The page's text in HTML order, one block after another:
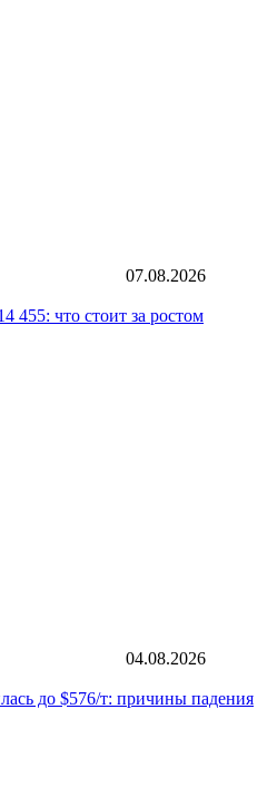
07.08.2026
455: что стоит за ростом
04.08.2026
до $576/т: причины падения